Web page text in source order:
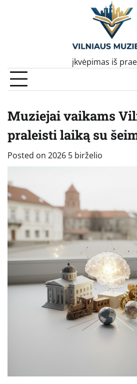
įkvėpimas iš
Muziejai vaikams
praleisti laiką su
Posted on 2026 5 birželio